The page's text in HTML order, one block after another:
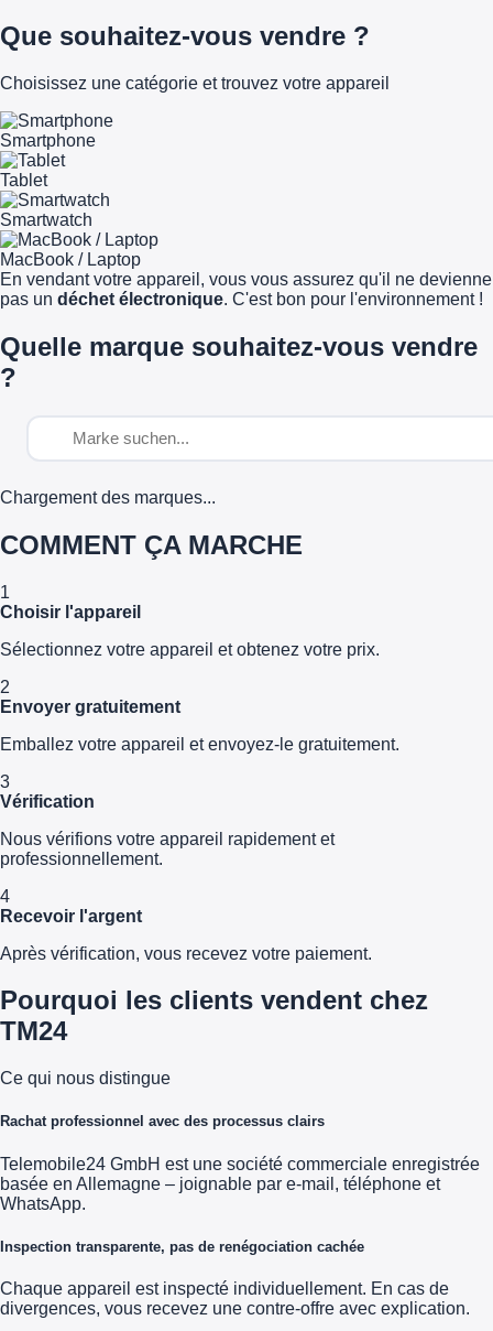
Que souhaitez-vous vendre ?
Choisissez une catégorie et trouvez votre appareil
Smartphone
Tablet
Smartwatch
MacBook / Laptop
En vendant votre appareil, vous vous assurez qu'il ne devienne
pas un déchet électronique. C'est bon pour l'environnement !
Quelle marque souhaitez-vous vendre
?
Chargement des marques...
COMMENT ÇA MARCHE
1
Choisir l'appareil
Sélectionnez votre appareil et obtenez votre prix.
2
Envoyer gratuitement
Emballez votre appareil et envoyez-le gratuitement.
3
Vérification
Nous vérifions votre appareil rapidement et
professionnellement.
4
Recevoir l'argent
Après vérification, vous recevez votre paiement.
Pourquoi les clients vendent chez
TM24
Ce qui nous distingue
Rachat professionnel avec des processus clairs
Telemobile24 GmbH est une société commerciale enregistrée
basée en Allemagne – joignable par e-mail, téléphone et
WhatsApp.
Inspection transparente, pas de renégociation cachée
Chaque appareil est inspecté individuellement. En cas de
divergences, vous recevez une contre-offre avec explication.